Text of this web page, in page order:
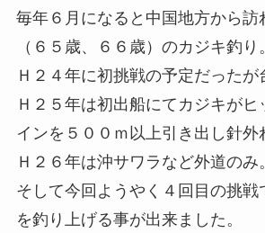
毎年６月になると中国地方から訪
（６５歳、６６歳）のカジキ釣り。
Ｈ２４年に初挑戦の予定だったが
Ｈ２５年は初出船にてカジキがヒ
インを５００ｍ以上引き出し針外
Ｈ２６年は沖サワラなど外道のみ。
そして今回ようやく４回目の挑戦
を釣り上げる事が出来ました。